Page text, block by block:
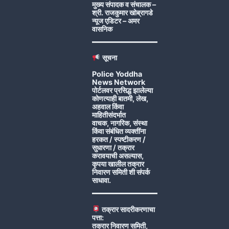
मुख्य संपादक व संचालक –
श्री. राजकुमार खोब्रागडे
न्यूज एडिटर – अमर
वासनिक
सूचना
Police Yoddha
News Network
पोर्टलवर प्रसिद्ध झालेल्या
कोणत्याही बातमी, लेख,
अहवाल किंवा
माहितीसंदर्भात
वाचक, नागरिक, संस्था
किंवा संबंधित व्यक्तींना
हरकत / स्पष्टीकरण /
सुधारणा / तक्रार
करावयाची असल्यास,
कृपया खालील तक्रार
निवारण समिती शी संपर्क
साधावा.
तक्रार सादरीकरणाचा
पत्ता:
तक्रार निवारण समिती,